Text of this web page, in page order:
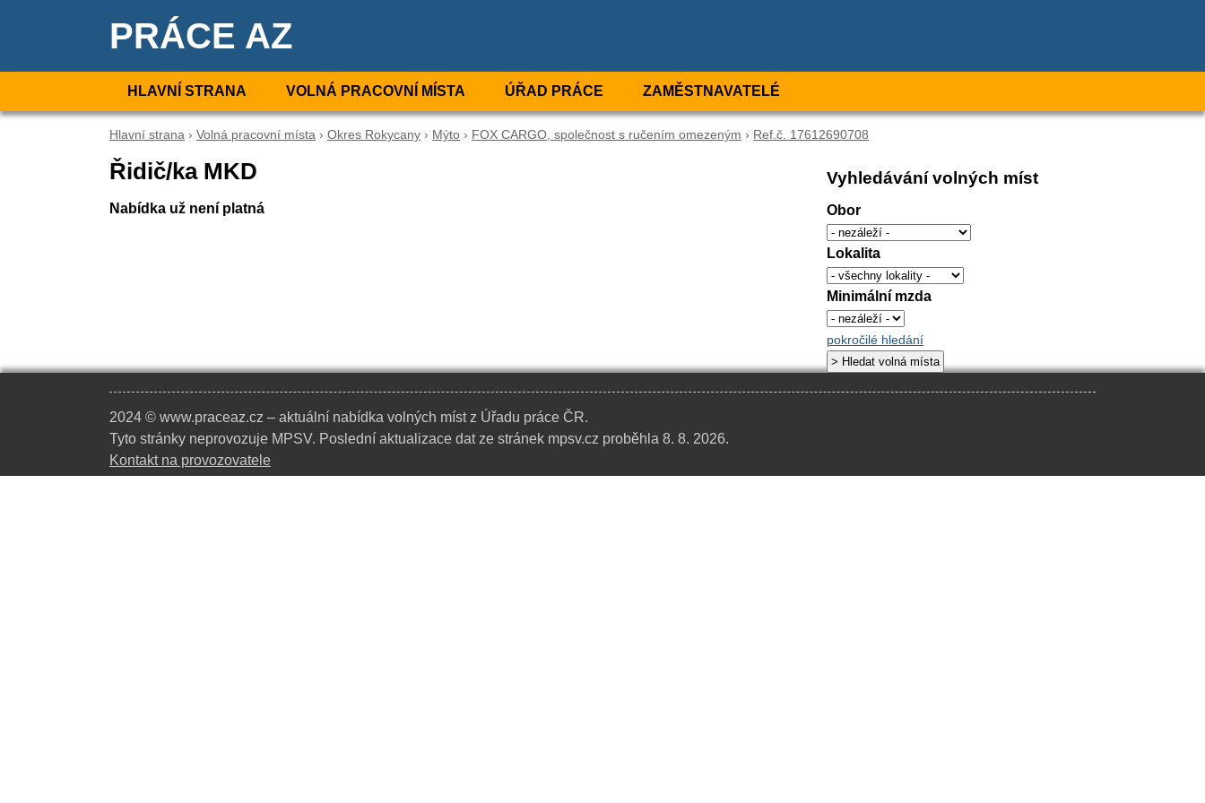
PRÁCE AZ
HLAVNÍ STRANA VOLNÁ PRACOVNÍ MÍSTA ÚŘAD PRÁCE ZAMĚSTNAVATELÉ
Hlavní strana › Volná pracovní místa › Okres Rokycany › Mýto › FOX CARGO, společnost s ručením omezeným › Ref.č. 17612690708
Řidič/ka MKD
Nabídka už není platná
Vyhledávání volných míst
Obor
Lokalita
Minimální mzda
pokročilé hledání
2024 © www.praceaz.cz – aktuální nabídka volných míst z Úřadu práce ČR.
Tyto stránky neprovozuje MPSV. Poslední aktualizace dat ze stránek mpsv.cz proběhla 8. 8. 2026.
Kontakt na provozovatele